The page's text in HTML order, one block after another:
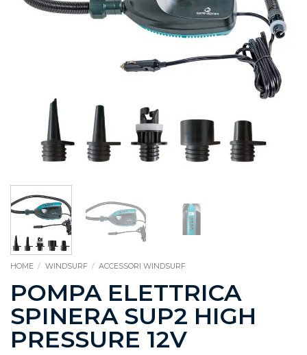
HOME / WINDSURF / ACCESSORI WINDSURF
POMPA ELETTRICA
SPINERA SUP2 HIGH
PRESSURE 12V